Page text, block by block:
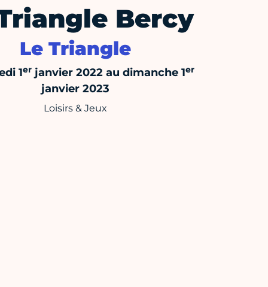
Bercy
Le Triangle
1er janvier 2022 au dimanche 1er
janvier 2023
Loisirs & Jeux